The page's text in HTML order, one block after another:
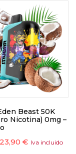
Beast 50K
Nicotina) 0mg –
23,90 € Iva incluido